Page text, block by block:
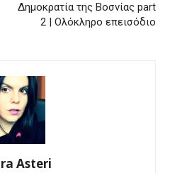
Δημοκρατία της Βοσνίας part
2 | Ολόκληρο επεισόδιο
Asteri